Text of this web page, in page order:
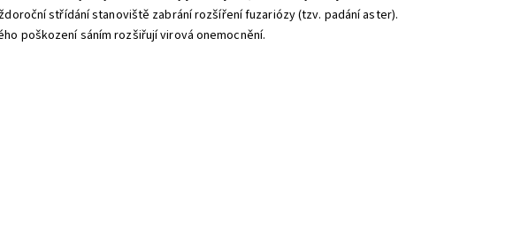
střídání stanoviště zabrání rozšíření fuzariózy (tzv. padání aster).
poškození sáním rozšiřují virová onemocnění.